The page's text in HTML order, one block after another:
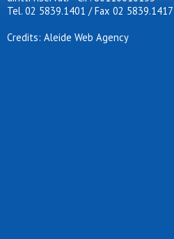
Tel. 02 5839.1401 / Fax 02 5839.1417
Credits: Aleide Web Agency